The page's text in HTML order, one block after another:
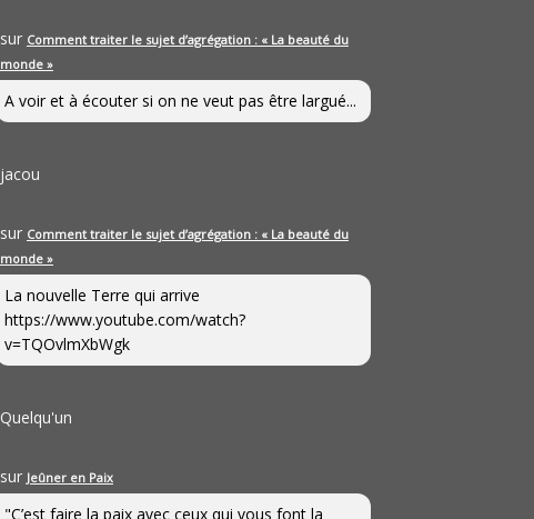
sur Comment traiter le sujet d’agrégation : « La beauté du
monde »
A voir et à écouter si on ne veut pas être largué...
jacou
sur Comment traiter le sujet d’agrégation : « La beauté du
monde »
La nouvelle Terre qui arrive
https://www.youtube.com/watch?
v=TQOvlmXbWgk
Quelqu'un
sur Jeûner en Paix
"C’est faire la paix avec ceux qui vous font la